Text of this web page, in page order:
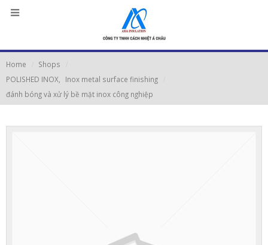
Home
Shops
POLISHED INOX
Inox metal surface finishing
đánh bóng và xử lý bề mặt inox công nghiệp